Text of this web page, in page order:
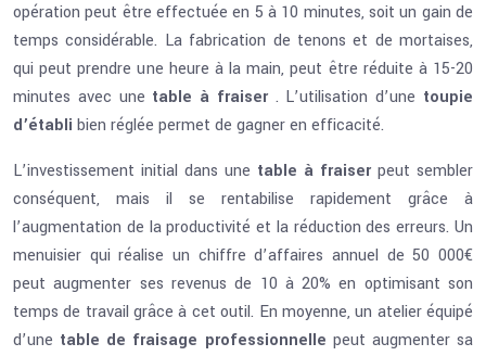
opération peut être effectuée en 5 à 10 minutes, soit un gain de
temps considérable. La fabrication de tenons et de mortaises,
qui peut prendre une heure à la main, peut être réduite à 15-20
minutes avec une table à fraiser . L’utilisation d’une toupie
d’établi bien réglée permet de gagner en efficacité.
L’investissement initial dans une table à fraiser peut sembler
conséquent, mais il se rentabilise rapidement grâce à
l’augmentation de la productivité et la réduction des erreurs. Un
menuisier qui réalise un chiffre d’affaires annuel de 50 000€
peut augmenter ses revenus de 10 à 20% en optimisant son
temps de travail grâce à cet outil. En moyenne, un atelier équipé
d’une table de fraisage professionnelle peut augmenter sa